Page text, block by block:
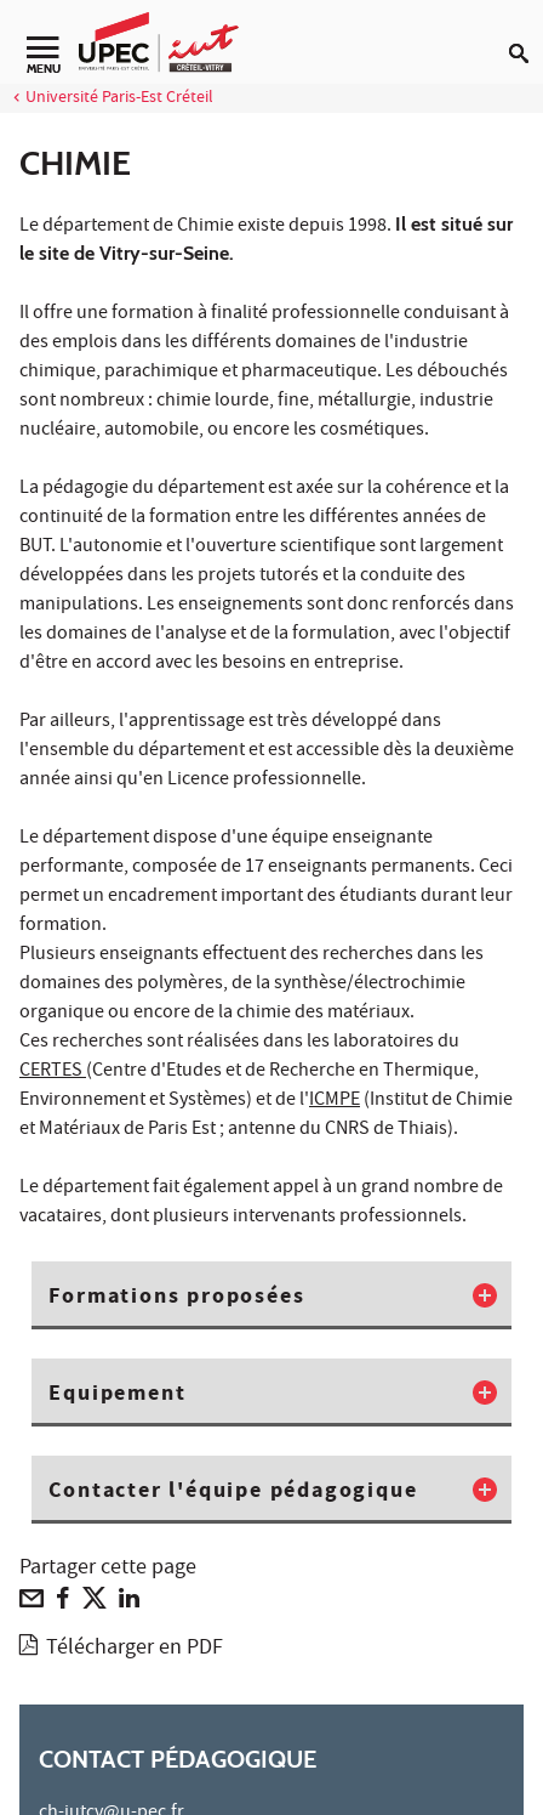
Aller au contenu
Navigation secondaire
MENU
Université Paris-Est Créteil
CHIMIE
Le département de Chimie existe depuis 1998. Il est situé sur
le site de Vitry-sur-Seine.
Il offre une formation à finalité professionnelle conduisant à
des emplois dans les différents domaines de l'industrie
chimique, parachimique et pharmaceutique. Les débouchés
sont nombreux : chimie lourde, fine, métallurgie, industrie
nucléaire, automobile, ou encore les cosmétiques.
La pédagogie du département est axée sur la cohérence et la
continuité de la formation entre les différentes années de
BUT. L'autonomie et l'ouverture scientifique sont largement
développées dans les projets tutorés et la conduite des
manipulations. Les enseignements sont donc renforcés dans
les domaines de l'analyse et de la formulation, avec l'objectif
d'être en accord avec les besoins en entreprise.
Par ailleurs, l'apprentissage est très développé dans
l'ensemble du département et est accessible dès la deuxième
année ainsi qu'en Licence professionnelle.
Le département dispose d'une équipe enseignante
performante, composée de 17 enseignants permanents. Ceci
permet un encadrement important des étudiants durant leur
formation.
Plusieurs enseignants effectuent des recherches dans les
domaines des polymères, de la synthèse/électrochimie
organique ou encore de la chimie des matériaux.
Ces recherches sont réalisées dans les laboratoires du
CERTES(Centre d'Etudes et de Recherche en Thermique,
Environnement et Systèmes) et de l'ICMPE(Institut de Chimie
et Matériaux de Paris Est ; antenne du CNRS de Thiais).
Le département fait également appel à un grand nombre de
vacataires, dont plusieurs intervenants professionnels.
Formations proposées
Equipement
Contacter l'équipe pédagogique
Partager cette page
Télécharger en PDF
CONTACT PÉDAGOGIQUE